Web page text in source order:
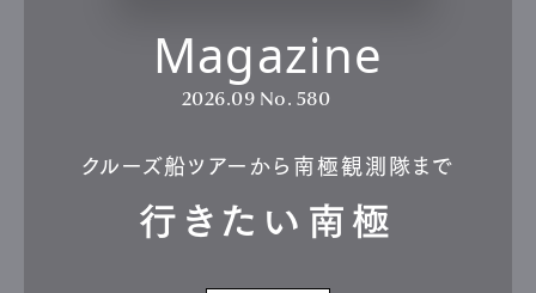
Magazine
2026.09 No. 580
クルーズ船ツアーから南極観測隊まで
行きたい南極